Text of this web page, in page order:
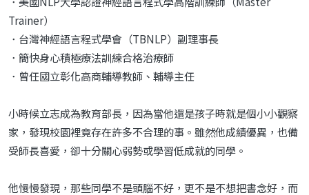
Trainer）
．台灣神經語言程式學會（TBNLP）副理事長
．簡快身心積極療法訓練合格治療師
．曾任國立彰化高商輔導教師、輔導主任
小時候立志成為教育部長，因為當他還是孩子時就是個小小觀察
家，發現校園裡竟存在許多不合理的事。雖然他成績優異，也備
受師長喜愛，卻十分關心弱勢或學習低成就的同學。
他慢慢發現，那些同學不是頭腦不好，更不是不想把書念好，而